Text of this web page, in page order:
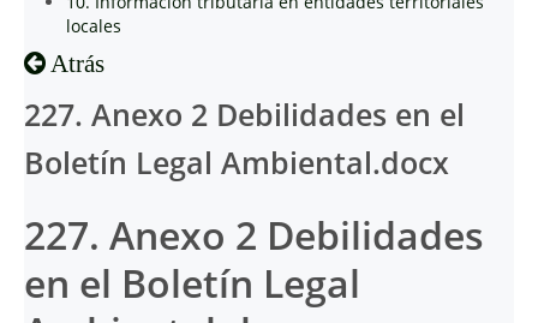
locales
Atrás
227. Anexo 2 Debilidades en el
Boletín Legal Ambiental.docx
227. Anexo 2 Debilidades
en el Boletín Legal